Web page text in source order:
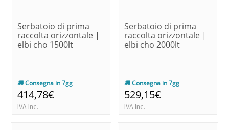
Serbatoio di prima
raccolta orizzontale |
elbi cho 1500lt
Consegna in 7gg
414,78€
IVA Inc.
Serbatoio di prima
raccolta orizzontale |
elbi cho 2000lt
Consegna in 7gg
529,15€
IVA Inc.